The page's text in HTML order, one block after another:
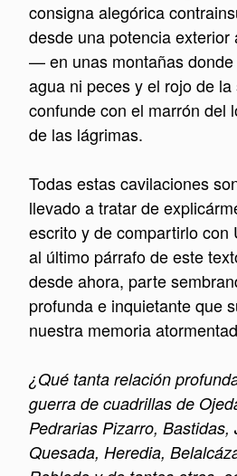
consigna alegórica
desde una potencia exterior
— en unas montañas donde
agua ni peces y el rojo de
confunde con el marrón del
de las lágrimas.
Todas estas cavilaciones
llevado a tratar de
escrito y de compartirlo con
al último párrafo de este
desde ahora, parte
profunda e inquietante que
nuestra memoria
¿Qué tanta relación
guerra de cuadrillas de
Pedrarias Pizarro, Bastidas,
Quesada, Heredia,